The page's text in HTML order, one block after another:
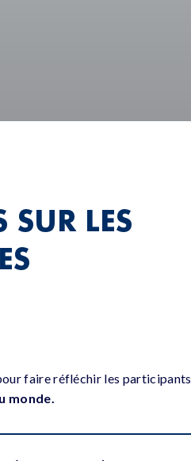
SUR LES
faire réfléchir les participants
monde.